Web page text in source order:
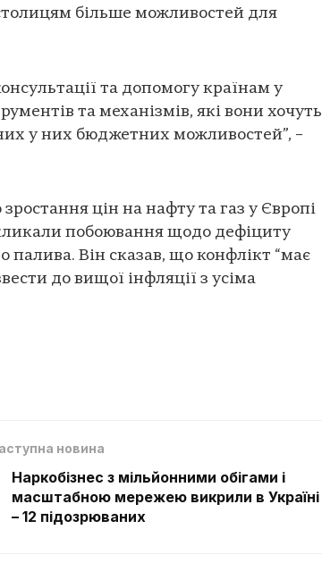
більше можливостей для
та допомогу країнам у
та механізмів, які вони хочуть
у них бюджетних можливостей”, –
цін на нафту та газ у Європі
побоювання щодо дефіциту
палива. Він сказав, що конфлікт “має
до вищої інфляції з усіма
новина
Наркобізнес з мільйонними обігами і
масштабною мережею викрили в Україні
– 12 підозрюваних